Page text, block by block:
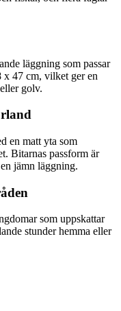
läggning som passar
x 47 cm, vilket ger en
golv.
en matt yta som
Bitarnas passform är
jämn läggning.
som uppskattar
stunder hemma eller